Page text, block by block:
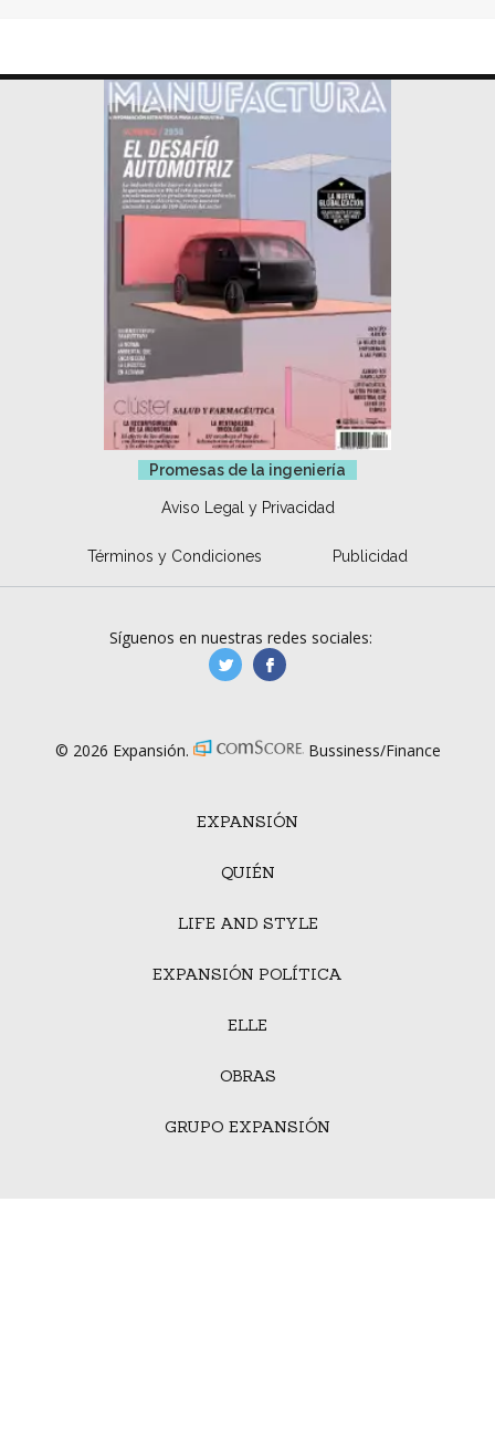
Promesas de la ingeniería
Aviso Legal y Privacidad
Términos y Condiciones Publicidad
EXPANSIÓN
QUIÉN
LIFE AND STYLE
EXPANSIÓN POLÍTICA
ELLE
OBRAS
GRUPO EXPANSIÓN
Síguenos en nuestras redes sociales:
manufacturaGE
© 2026 Expansión. Bussiness/Finance